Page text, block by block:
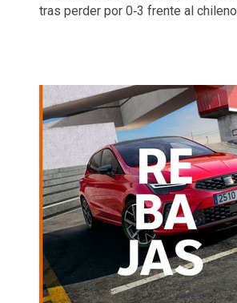
tras perder por 0‑3 frente al chileno